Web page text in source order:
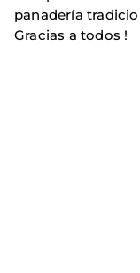
panadería
Gracias a todos !